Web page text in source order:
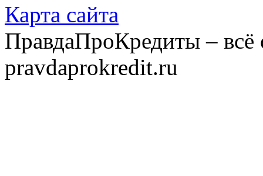
Карта сайта
ПравдаПроКредиты –
pravdaprokredit.ru